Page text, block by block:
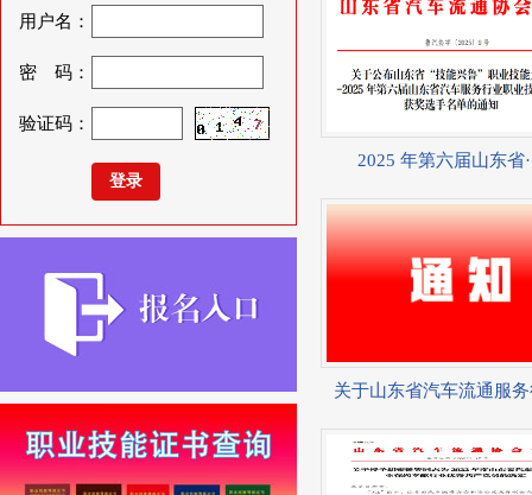
用户名：
密 码：
验证码：
2025 年第六届山东省
关于山东省汽车流通服务